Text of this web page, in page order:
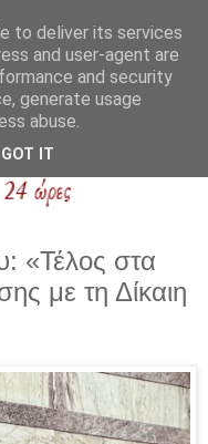
«Τέλος στα
με τη Δίκαιη
to deliver its services
and user-agent are
and security
generate usage
abuse.
GOT IT